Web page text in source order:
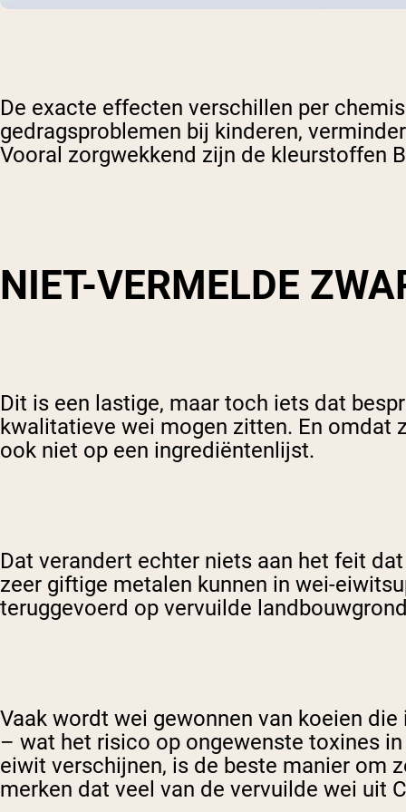
De exacte effecten verschillen per
gedragsproblemen bij kinderen,
Vooral zorgwekkend zijn de kleurstoffen
NIET-VERMELDE
Dit is een lastige, maar toch iets dat
kwalitatieve wei mogen zitten. En omdat
ook niet op een ingrediëntenlijst.
Dat verandert echter niets aan het feit
zeer giftige metalen kunnen in wei-
teruggevoerd op vervuilde
Vaak wordt wei gewonnen van koeien
– wat het risico op ongewenste toxines
eiwit verschijnen, is de beste manier om
merken dat veel van de vervuilde wei uit